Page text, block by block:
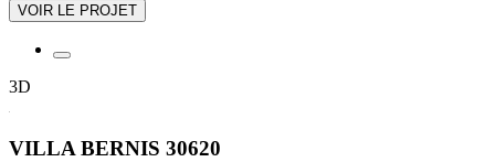
VOIR LE PROJET
3D
VILLA BERNIS 30620